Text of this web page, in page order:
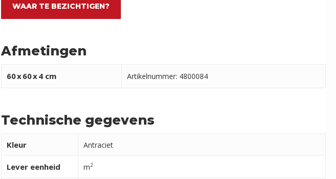
WAAR TE BEZICHTIGEN?
Afmetingen
60x60x4 cm Artikelnummer: 4800084
Technische gegevens
Kleur Antraciet
Lever eenheid m2